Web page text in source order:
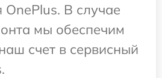
В случае
мы обеспечим
счет в сервисный